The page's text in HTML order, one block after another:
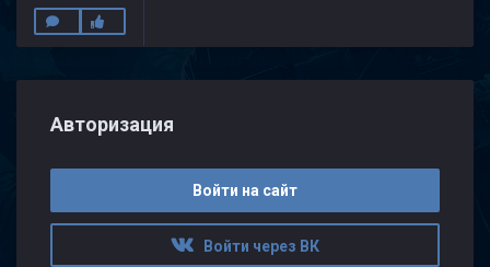
Авторизация
Войти на сайт
Войти через ВК